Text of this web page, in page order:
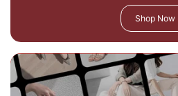
Shop Now